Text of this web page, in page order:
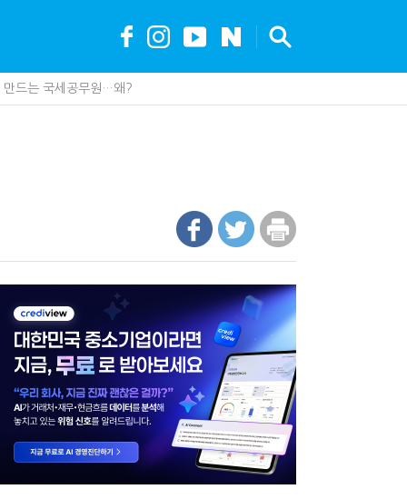
?…'주(酒)벤저스'의 전통주 즐기는 법
직에 '클로드' 도입…AI 업무 전환 본격화
대 6.3배 차이…"실거주 요건 강화하자"
"…세무사에게 부동산 고민을 털어놓는 이유
'콕' 집는 세관 직원 정체는?
단한다…더존비즈온 'ARIX 모델' 고도화
공제…임광현 "무한정 혜택, 공정한가"
효과…'올○스' 운영법인 폐업
제 코인거래소까지 샅샅이 본다
생산땐 세금 깎아준다
세금 인하…환급 플랫폼 수익성 악화될까
국세청, 재심리 추진에 납세자 부담 우려